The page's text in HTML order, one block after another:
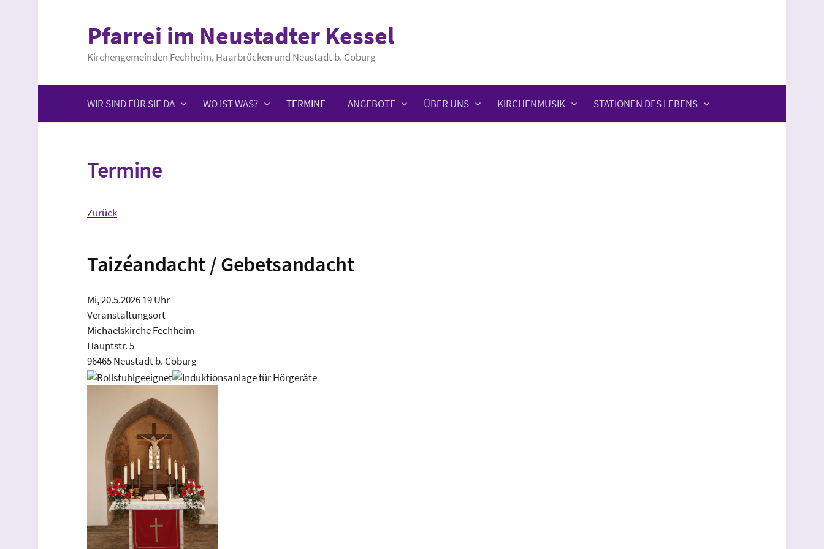
Pfarrei im Neustadter Kessel
Kirchengemeinden Fechheim, Haarbrücken und Neustadt b. Coburg
WIR SIND FÜR SIE DA WO IST WAS? TERMINE ANGEBOTE ÜBER UNS KIRCHENMUSIK STATIONEN DES LEBENS
Termine
Zurück
Taizéandacht / Gebetsandacht
Mi, 20.5.2026 19 Uhr
Veranstaltungsort
Michaelskirche Fechheim
Hauptstr. 5
96465 Neustadt b. Coburg